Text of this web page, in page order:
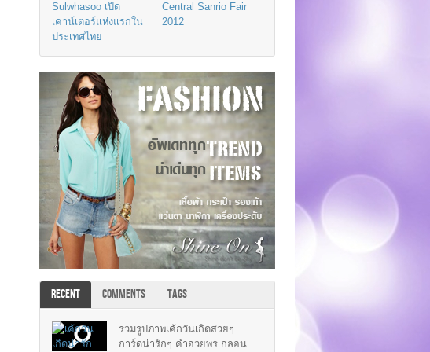
Sulwhasoo เปิด
เคาน์เตอร์แห่งแรกใน
ประเทศไทย
Central Sanrio Fair
2012
RECENT COMMENTS TAGS
รวมรูปภาพเค้กวันเกิดสวยๆ
การ์ดน่ารักๆ คำอวยพร กลอน